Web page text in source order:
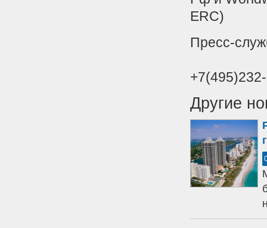
ERC)
Пресс-
Другие